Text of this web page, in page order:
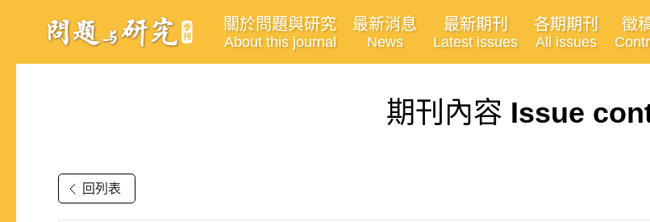
關於問題與研究
About this journal
最新消息
News
最新期刊
Latest issues
各期期刊
All issues
徵
期刊內容 Issue
回列表